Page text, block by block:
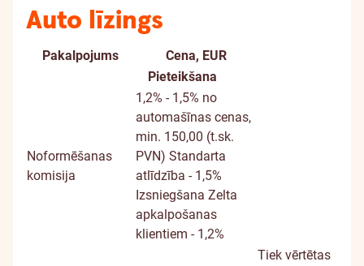
Auto līzings
Pakalpojums Cena, EUR
Pieteikšana
Noformēšanas
komisija
1,2% - 1,5% no
automašīnas cenas,
min. 150,00 (t.sk.
PVN) Standarta
atlīdzība - 1,5%
Izsniegšana Zelta
apkalpošanas
klientiem - 1,2%
Tiek vērtētas